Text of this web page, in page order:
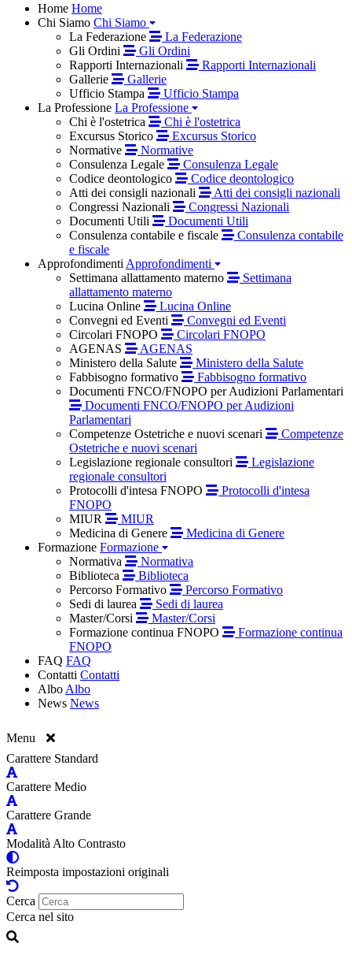
Home Home
Chi Siamo Chi Siamo
La Federazione
La Federazione
Gli Ordini
Gli Ordini
Rapporti Internazionali
Rapporti Internazionali
Gallerie
Gallerie
Ufficio Stampa
Ufficio Stampa
La Professione La Professione
Chi è l'ostetrica
Chi è l'ostetrica
Excursus Storico
Excursus Storico
Normative
Normative
Consulenza Legale
Consulenza Legale
Codice deontologico
Codice deontologico
Atti dei consigli nazionali
Atti dei consigli nazionali
Congressi Nazionali
Congressi Nazionali
Documenti Utili
Documenti Utili
Consulenza contabile e fiscale
Consulenza contabile
e fiscale
Approfondimenti Approfondimenti
Settimana allattamento materno
Settimana
allattamento materno
Lucina Online
Lucina Online
Convegni ed Eventi
Convegni ed Eventi
Circolari FNOPO
Circolari FNOPO
AGENAS
AGENAS
Ministero della Salute
Ministero della Salute
Fabbisogno formativo
Fabbisogno formativo
Documenti FNCO/FNOPO per Audizioni Parlamentari
Documenti FNCO/FNOPO per Audizioni
Parlamentari
Competenze Ostetriche e nuovi scenari
Competenze
Ostetriche e nuovi scenari
Legislazione regionale consultori
Legislazione
regionale consultori
Protocolli d'intesa FNOPO
Protocolli d'intesa
FNOPO
MIUR
MIUR
Medicina di Genere
Medicina di Genere
Formazione Formazione
Normativa
Normativa
Biblioteca
Biblioteca
Percorso Formativo
Percorso Formativo
Sedi di laurea
Sedi di laurea
Master/Corsi
Master/Corsi
Formazione continua FNOPO
Formazione continua
FNOPO
FAQ FAQ
Contatti Contatti
Albo Albo
News News
Menu
Carattere Standard
Carattere Medio
Carattere Grande
Modalità Alto Contrasto
Reimposta impostazioni originali
Cerca
Cerca nel sito